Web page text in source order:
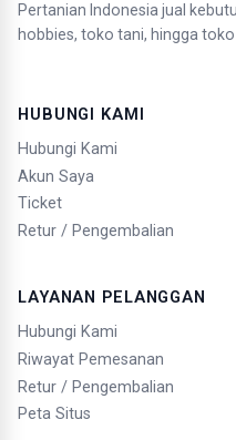
Pertanian Indonesia jual
hobbies, toko tani, hingga
HUBUNGI KAMI
Hubungi Kami
Akun Saya
Ticket
Retur / Pengembalian
LAYANAN PELANGGAN
Hubungi Kami
Riwayat Pemesanan
Retur / Pengembalian
Peta Situs